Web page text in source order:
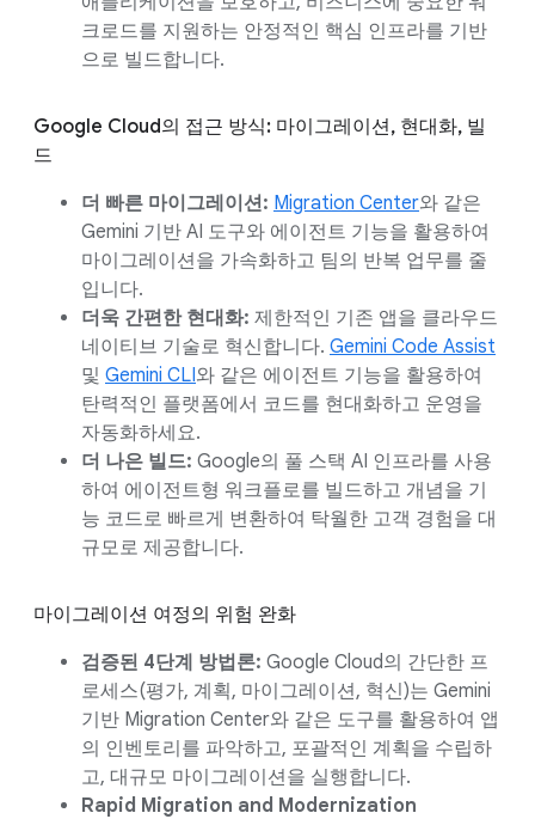
크로드를 지원하는 안정적인 핵심 인프라를 기반
으로 빌드합니다.
Google Cloud의 접근 방식: 마이그레이션, 현대화, 빌
드
더 빠른 마이그레이션: Migration Center와 같은
Gemini 기반 AI 도구와 에이전트 기능을 활용하여
마이그레이션을 가속화하고 팀의 반복 업무를 줄
입니다.
더욱 간편한 현대화: 제한적인 기존 앱을 클라우드
네이티브 기술로 혁신합니다. Gemini Code Assist
및 Gemini CLI와 같은 에이전트 기능을 활용하여
탄력적인 플랫폼에서 코드를 현대화하고 운영을
자동화하세요.
더 나은 빌드: Google의 풀 스택 AI 인프라를 사용
하여 에이전트형 워크플로를 빌드하고 개념을 기
능 코드로 빠르게 변환하여 탁월한 고객 경험을 대
규모로 제공합니다.
마이그레이션 여정의 위험 완화
검증된 4단계 방법론: Google Cloud의 간단한 프
로세스(평가, 계획, 마이그레이션, 혁신)는 Gemini
기반 Migration Center와 같은 도구를 활용하여 앱
의 인벤토리를 파악하고, 포괄적인 계획을 수립하
고, 대규모 마이그레이션을 실행합니다.
Rapid Migration and Modernization